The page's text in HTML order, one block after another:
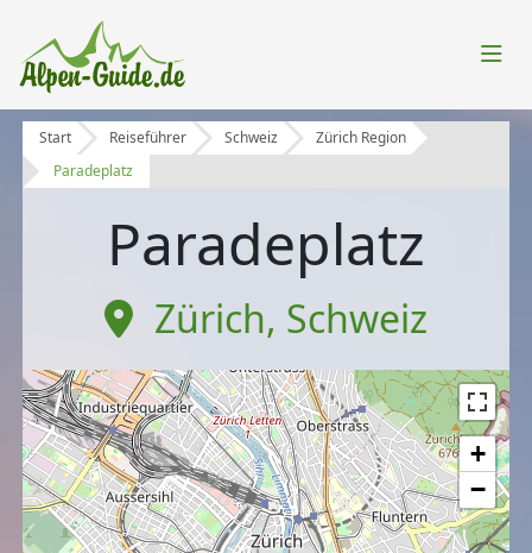
Start Reiseführer Schweiz
Zürich Region
Paradeplatz
Paradeplatz
Zürich, Schweiz
+
−